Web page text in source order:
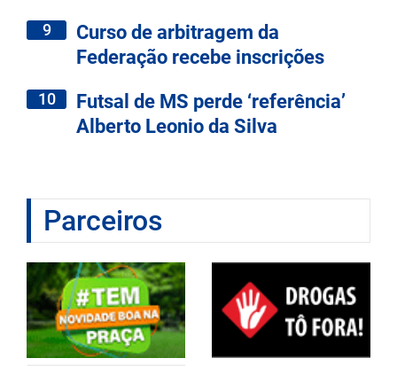
9
Curso de arbitragem da
Federação recebe inscrições
10
Futsal de MS perde ‘referência’
Alberto Leonio da Silva
Parceiros